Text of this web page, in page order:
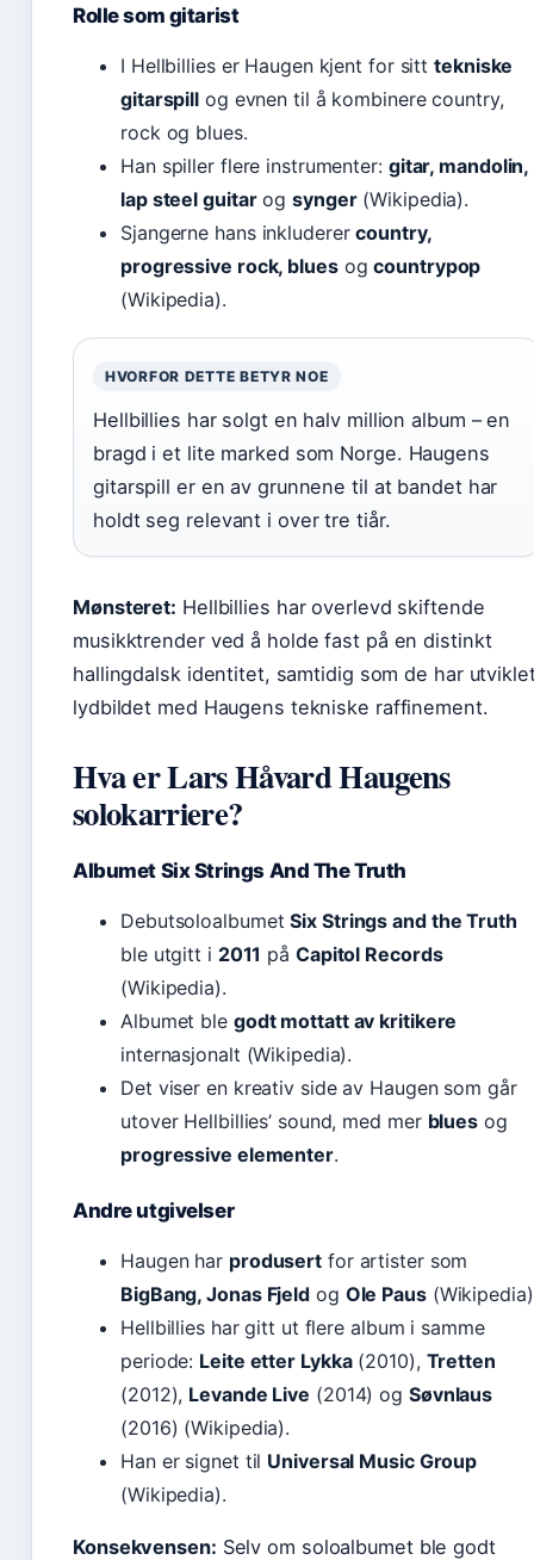
Rolle som gitarist
I Hellbillies er Haugen kjent for sitttekniske
gitarspill og evnen til å kombinere country,
rock og blues.
Han spiller flere instrumenter: gitar, mandolin,
lap steel guitarogsynger(Wikipedia).
Sjangerne hans inkluderercountry,
progressive rock, bluesogcountrypop
(Wikipedia).
HVORFOR DETTE BETYR NOE
Hellbillies har solgt en halv million album – en
bragd i et lite marked som Norge. Haugens
gitarspill er en av grunnene til at bandet har
holdt seg relevant i over tre tiår.
Mønsteret: Hellbillies har overlevd skiftende
musikktrender ved å holde fast på en distinkt
hallingdalsk identitet, samtidig som de har
lydbildet med Haugens tekniske raffinement.
Hva er Lars Håvard Haugens
solokarriere?
Albumet Six Strings And The Truth
DebutsoloalbumetSix Strings and the Truth
ble utgitt i 2011 på Capitol Records
(Wikipedia).
Albumet ble godt mottatt av kritikere
internasjonalt (Wikipedia).
Det viser en kreativ side av Haugen som går
utover Hellbillies’ sound, med mer blues og
progressive elementer.
Andre utgivelser
Haugen har produsert for artister som
BigBang, Jonas Fjeld og Ole Paus
Hellbillies har gitt ut flere album i samme
periode: Leite etter Lykka(2010), Tretten
(2012), Levande Live (2014) og Søvnlaus
(2016) (Wikipedia).
Han er signet til Universal Music Group
(Wikipedia).
Konsekvensen: Selv om soloalbumet ble godt